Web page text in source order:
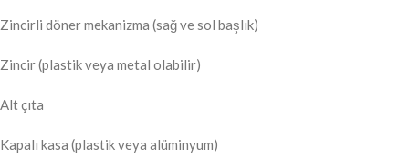
Zincirli döner mekanizma (sağ ve sol başlık)
Zincir (plastik veya metal olabilir)
Alt çıta
Kapalı kasa (plastik veya alüminyum)